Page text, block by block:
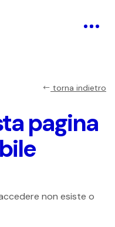
torna indietro
pagina
non esiste o